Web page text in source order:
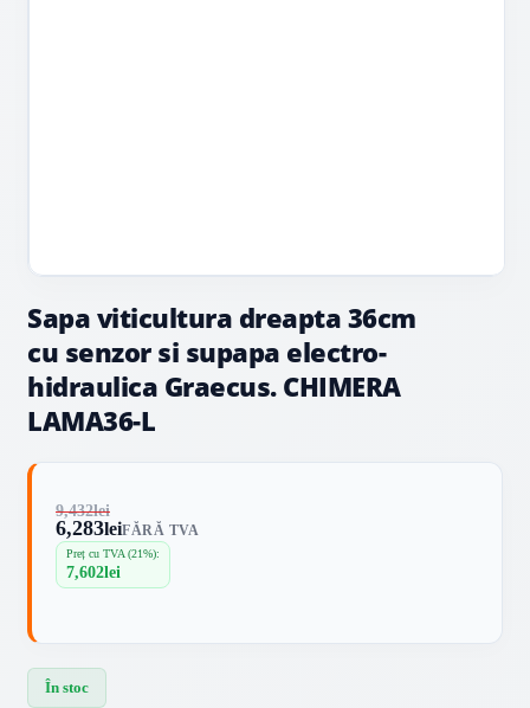
Sapa viticultura dreapta 36cm
cu senzor si supapa electro-
hidraulica Graecus. CHIMERA
LAMA36-L
9,432lei
6,283leiFĂRĂ TVA
Preț cu TVA (21%):
7,602lei
În stoc